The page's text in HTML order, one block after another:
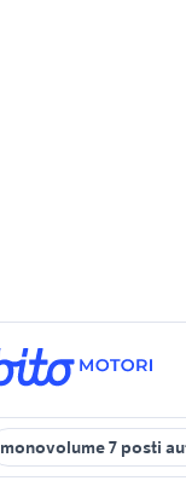
monovolume 7 posti